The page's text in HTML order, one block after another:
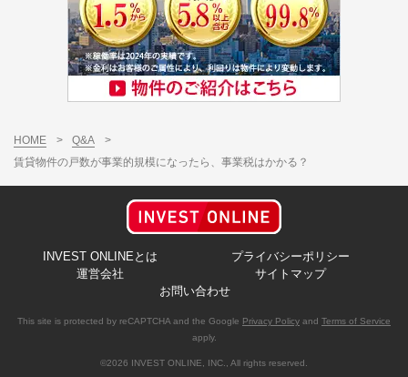
HOME > Q&A
>
賃貸物件の戸数が事業的規模になったら、事業税はかかる？
INVEST ONLINEとは
プライバシーポリシー
運営会社
サイトマップ
お問い合わせ
This site is protected by reCAPTCHA and the Google Privacy Policy and Terms of Service
apply.
©2026 INVEST ONLINE, INC., All rights reserved.